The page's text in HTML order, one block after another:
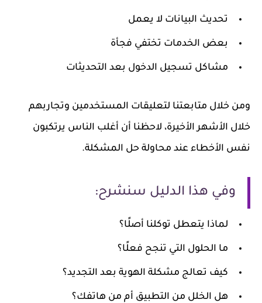
تحديث البيانات لا يعمل
بعض الخدمات تختفي فجأة
مشاكل تسجيل الدخول بعد التحديثات
ومن خلال متابعتنا لتعليقات المستخدمين وتجاربهم
خلال الأشهر الأخيرة، لاحظنا أن أغلب الناس يرتكبون
نفس الأخطاء عند محاولة حل المشكلة.
وفي هذا الدليل سنشرح:
لماذا يتعطل توكلنا أصلًا؟
ما الحلول التي تنجح فعلًا؟
كيف تعالج مشكلة الهوية بعد التجديد؟
هل الخلل من التطبيق أم من هاتفك؟